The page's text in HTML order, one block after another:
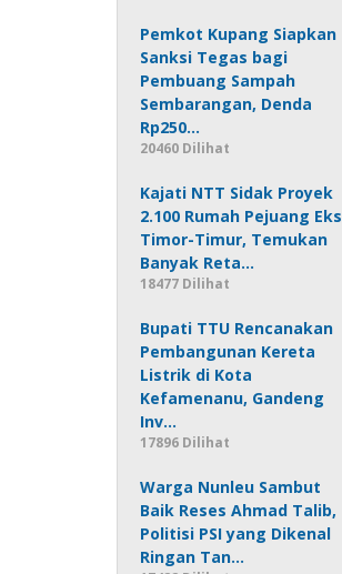
Pemkot Kupang Siapkan
Sanksi Tegas bagi
Pembuang Sampah
Sembarangan, Denda
Rp250…
20460 Dilihat
Kajati NTT Sidak Proyek
2.100 Rumah Pejuang Eks
Timor-Timur, Temukan
Banyak Reta…
18477 Dilihat
Bupati TTU Rencanakan
Pembangunan Kereta
Listrik di Kota
Kefamenanu, Gandeng
Inv…
17896 Dilihat
Warga Nunleu Sambut
Baik Reses Ahmad Talib,
Politisi PSI yang Dikenal
Ringan Tan…